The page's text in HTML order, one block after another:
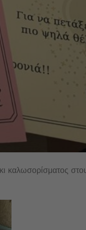
καλωσορίσματος